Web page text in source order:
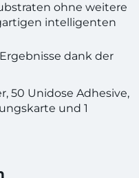
ohne weitere
intelligenten
dank der
50 Unidose Adhesive,
und 1